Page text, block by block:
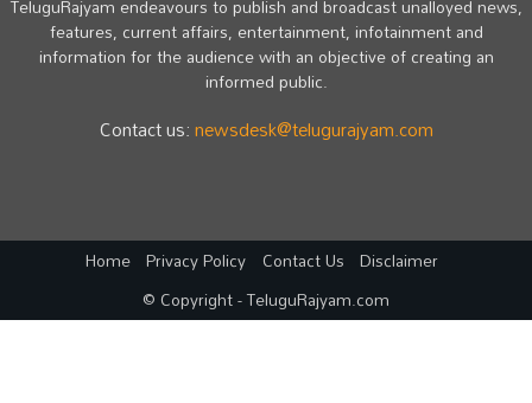
features, current affairs, entertainment, infotainment and
information for the audience with an objective of creating an
informed public.
Contact us:newsdesk@telugurajyam.com
Home Privacy Policy Contact Us Disclaimer
© Copyright - TeluguRajyam.com